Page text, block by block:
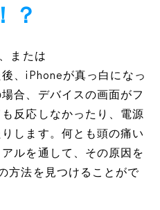
？​​​​​
または
後、iPhoneが真っ白になっ
合、デバイスの画面がフ
反応しなかったり、電源
します。何とも頭の痛い
ルを通して、その原因を
方法を見つけることがで